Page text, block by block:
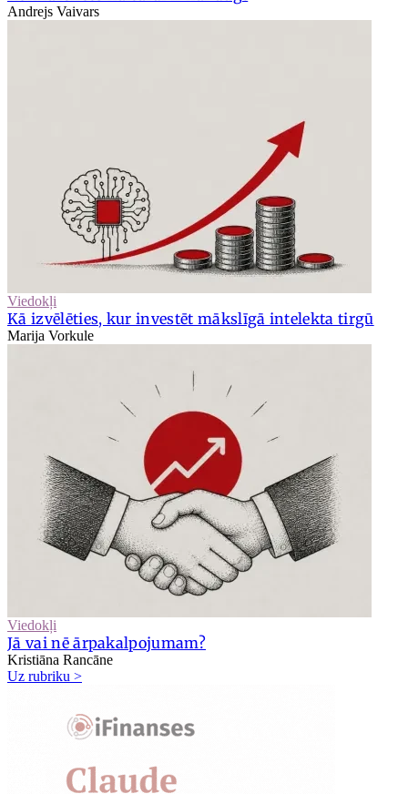
Andrejs Vaivars
Viedokļi
Kā izvēlēties, kur investēt mākslīgā intelekta tirgū
Marija Vorkule
Viedokļi
Jā vai nē ārpakalpojumam?
Kristiāna Rancāne
Uz rubriku >